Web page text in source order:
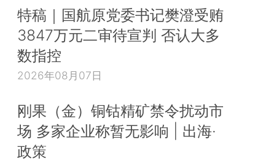
特稿｜国航原党委书记樊澄受贿
3847万元二审待宣判 否认大多
数指控
2026年08月07日
刚果（金）铜钴精矿禁令扰动市
场 多家企业称暂无影响 | 出海·
政策